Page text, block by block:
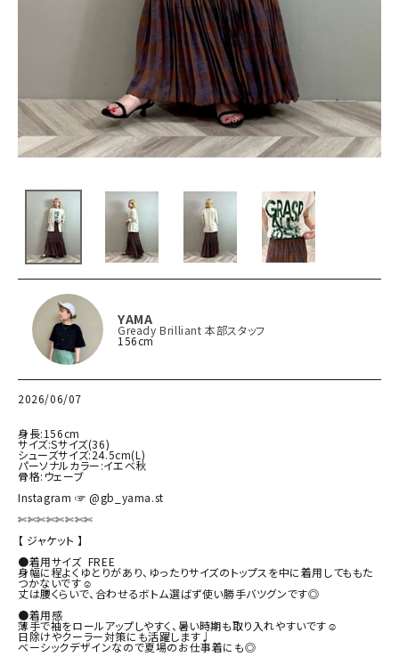
YAMA
Gready Brilliant 本部スタッフ
156cm
2026/06/07
身長:156cm
サイズ:Sサイズ(36)
シューズサイズ:24.5cm(L)
パーソナルカラー:イエベ秋
骨格:ウェーブ
Instagram ☞ @gb_yama.st
✄✄✄✄✄✄✄✄
【 ジャケット 】
●着用サイズ  FREE
身幅に程よくゆとりがあり、ゆったりサイズのトップスを中に着用してももた
つかないです☺︎
丈は腰くらいで、合わせるボトム選ばず使い勝手バツグンです◎
●着用感
薄手で袖をロールアップしやすく、暑い時期も取り入れやすいです☺︎
日除けやクーラー対策にも活躍します♩
ベーシックデザインなので夏場のお仕事着にも◎